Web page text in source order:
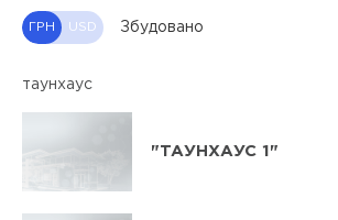
ГРН USD Збудовано
таунхаус
"ТАУНХАУС 1"